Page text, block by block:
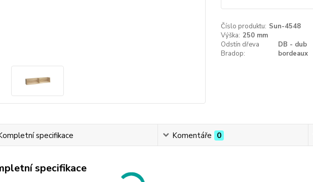
Číslo produktu: Sun-4548
Výška: 250 mm
Odstín dřeva
Bradop:
DB - dub
bordeaux
specifikace Komentáře 0
specifikace